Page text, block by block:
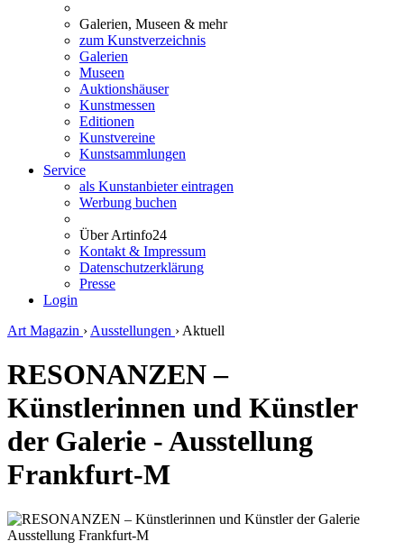
Galerien, Museen & mehr
zum Kunstverzeichnis
Galerien
Museen
Auktionshäuser
Kunstmessen
Editionen
Kunstvereine
Kunstsammlungen
Service
als Kunstanbieter eintragen
Werbung buchen
Über Artinfo24
Kontakt & Impressum
Datenschutzerklärung
Presse
Login
Art Magazin › Ausstellungen › Aktuell
RESONANZEN –
Künstlerinnen und Künstler
der Galerie - Ausstellung
Frankfurt-M